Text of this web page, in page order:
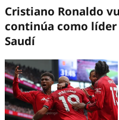
Cristiano Ronaldo
continúa como
Saudí